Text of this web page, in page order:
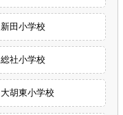
新田小学校
総社小学校
大胡東小学校